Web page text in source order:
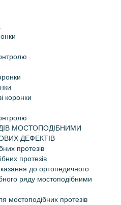
коронки
МОСТОПОДІБНИМИ
ДЕФЕКТІВ
протезів
протезів
до ортопедичного
ряду мостоподібними
мостоподібних протезів